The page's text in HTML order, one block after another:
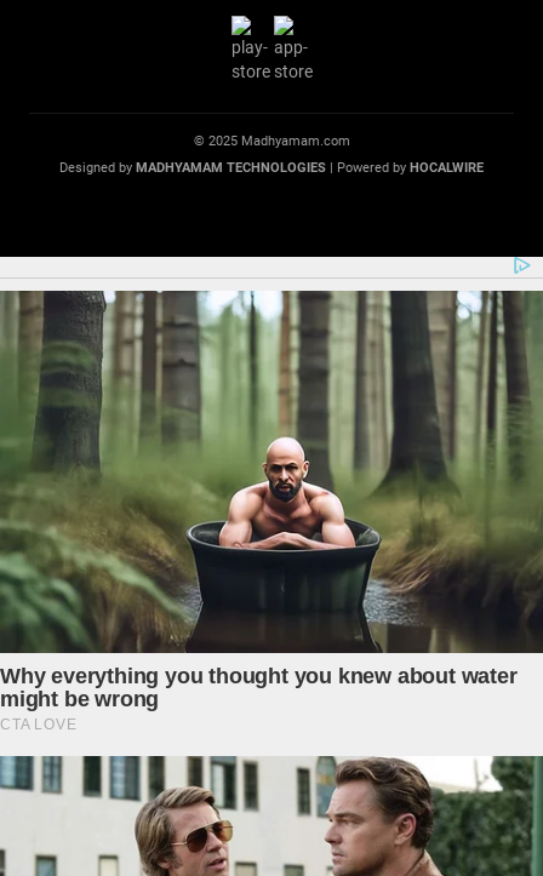
© 2025 Madhyamam.com
Designed by MADHYAMAM TECHNOLOGIES | Powered by HOCALWIRE